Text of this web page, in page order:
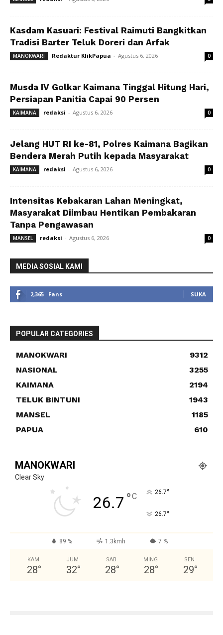
Kasdam Kasuari: Festival Raimuti Bangkitkan
Tradisi Barter Teluk Doreri dan Arfak
MANOKWARI Redaktur KlikPapua - Agustus 6, 2026 0
Musda IV Golkar Kaimana Tinggal Hitung Hari,
Persiapan Panitia Capai 90 Persen
KAIMANA redaksi - Agustus 6, 2026 0
Jelang HUT RI ke-81, Polres Kaimana Bagikan
Bendera Merah Putih kepada Masyarakat
KAIMANA redaksi - Agustus 6, 2026 0
Intensitas Kebakaran Lahan Meningkat,
Masyarakat Diimbau Hentikan Pembakaran
Tanpa Pengawasan
MANSEL redaksi - Agustus 6, 2026 0
MEDIA SOSIAL KAMI
2,365 Fans SUKA
POPULAR CATEGORIES
MANOKWARI
9312
NASIONAL
3255
KAIMANA
2194
TELUK BINTUNI
1943
MANSEL
1185
PAPUA
610
MANOKWARI
Clear Sky
26.7 °C 26.7°
26.7°
89 % 1.3kmh 7 %
KAM
28°
JUM
32°
SAB
28°
MING
28°
SEN
29°